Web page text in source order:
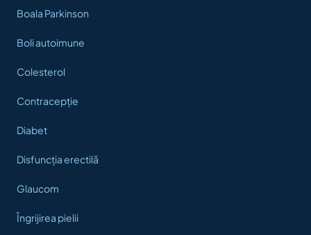
Boala Parkinson
Boli autoimune
Colesterol
Contracepție
Diabet
Disfuncția erectilă
Glaucom
Îngrijirea pielii